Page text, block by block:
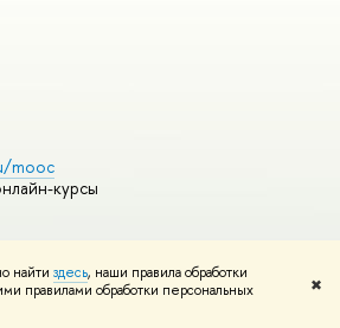
найти здесь, наши правила обработки
правилами обработки персональных
✖
mooc
курсы
Редактору